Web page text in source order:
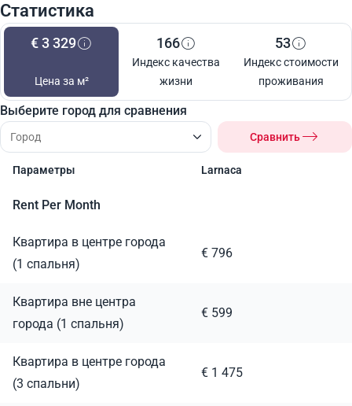
Статистика
€ 3 329
Цена за м²
166
Индекс качества
жизни
53
Индекс стоимости
проживания
Выберите город для сравнения
Сравнить
Параметры Larnaca
Rent Per Month
Квартира в центре города
(1 спальня)
€ 796
Квартира вне центра
города (1 спальня)
€ 599
Квартира в центре города
(3 спальни)
€ 1 475